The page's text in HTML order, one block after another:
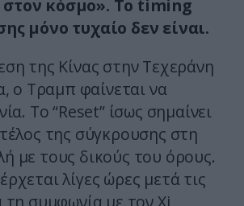
κόσμο». Το timing
μόνο τυχαίο δεν είναι.
της Κίνας στην Τεχεράνη
ο Τραμπ φαίνεται να
Το “Reset” ίσως σημαίνει
της σύγκρουσης στη
με τους δικούς του όρους.
λίγες ώρες μετά τις
τη συμφωνία με τον Xi